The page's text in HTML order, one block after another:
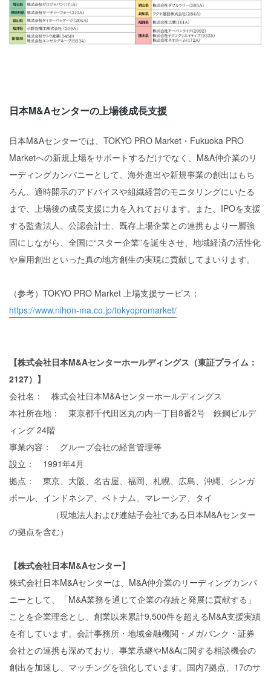
日本M&Aセンターの上場後成長支援
日本M&Aセンターでは、TOKYO PRO Market・Fukuoka PRO
Marketへの新規上場をサポートするだけでなく、M&A仲介業のリ
ーディングカンパニーとして、海外進出や新規事業の創出はもち
ろん、適時開示のアドバイスや組織経営のモニタリングにいたる
まで、上場後の成長支援に力を入れております。また、IPOを支援
する監査法人、公認会計士、既存上場企業との連携もより一層強
固にしながら、全国に“スター企業”を誕生させ、地域経済の活性化
や雇用創出といった真の地方創生の実現に貢献してまいります。
（参考）TOKYO PRO Market 上場支援サービス：
https://www.nihon-ma.co.jp/tokyopromarket/
【株式会社日本M&Aセンターホールディングス（東証プライム：
2127）】
会社名： 株式会社日本M&Aセンターホールディングス
本社所在地： 東京都千代田区丸の内一丁目8番2号 鉃鋼ビルデ
ィング 24階
事業内容： グループ会社の経営管理等
設立： 1991年4月
拠点： 東京、大阪、名古屋、福岡、札幌、広島、沖縄、シンガ
ポール、インドネシア、ベトナム、マレーシア、タイ
（現地法人および連結子会社である日本M&Aセンター
の拠点を含む）
【株式会社日本M&Aセンター】
株式会社日本M&Aセンターは、M&A仲介業のリーディングカンパ
ニーとして、「M&A業務を通じて企業の存続と発展に貢献する」
ことを企業理念とし、創業以来累計9,500件を超えるM&A支援実績
を有しています。会計事務所・地域金融機関・メガバンク・証券
会社との連携も深めており、事業承継やM&Aに関する相談機会の
創出を加速し、マッチングを強化しています。国内7拠点、17のサ